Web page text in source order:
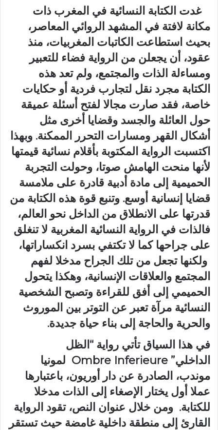
غدت الكتابة النسائية في المغرب ذات
مكانة لافتة في المشهد الروائي المعاصر،
بحيث استطاعت الكاتبات المغربيات، منذ
عقود، أن يجعلن من الرواية فضاء للتعبير
ومساءلة الذات والمجتمع، ولم تعد هذه
الكتابة مجرد نقل لتجارب فردية أو حكايات
خاصة، فقد صارت مجالا لفتح أسئلة عميقة
حول العائلة والجسد وقضايا أخرى مثل
أشكال القهر ومسارات التحرر الممكنة. وبهذا
اكتسبت الرواية المكتوبة بأقلام نسائية قيمتها
لأنها منحت الهامش صوتا، وحولت التجربة
الحميمية إلى مادة أدبية قادرة على ملامسة
قضايا إنسانية أوسع. وتنبع قوة هذه الكتابة من
قدرتها على الانطلاق من الداخل نحو العالم،
فالذات في الرواية النسائية المغربية لا تنغلق
على جراحها كما لا تكتفي بسرد انكساراتها،
ولكنها تجعل من تلك الجراح مدخلا لفهم
المجتمع والعلاقات الإنسانية، وهكذا يتحول
الحميمي إلى أفق للقراءة وتصبح الشخصية
النسائية مرآة تعبر عن التوتر بين الموروث
والحرية والحاجة إلى بناء حياة جديدة.
في هذا السياق تأتي رواية “الظل
الداخلي” Ombre Inferieure لمونيا
موندب، الصادرة عن دار أوريون، باعتبارها
عملا أول يختار الإصغاء إلى الذات مدخلا
للكتابة. ومن خلال عنوان النص، تقود الرواية
القارئ إلى منطقة داخلية غامضة حيث تستقر